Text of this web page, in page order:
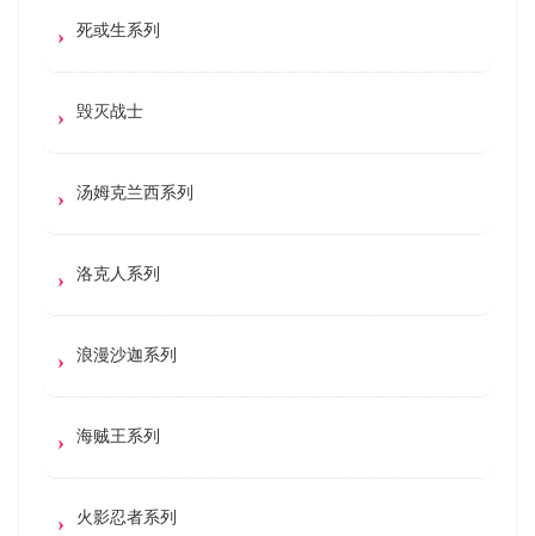
死或生系列
毁灭战士
汤姆克兰西系列
洛克人系列
浪漫沙迦系列
海贼王系列
火影忍者系列